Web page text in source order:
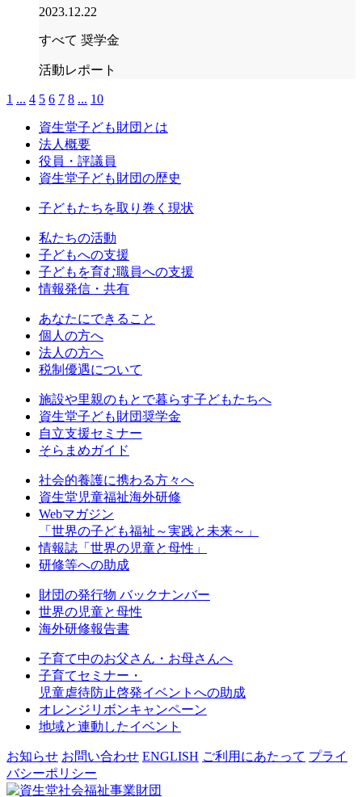
2023.12.22
すべて 奨学金
活動レポート
1 ... 4 5 6 7 8 ... 10
資生堂子ども財団とは
法人概要
役員・評議員
資生堂子ども財団の歴史
子どもたちを取り巻く現状
私たちの活動
⼦どもへの⽀援
子どもを育む職員への支援
情報発信・共有
あなたにできること
個人の方へ
法人の方へ
税制優遇について
施設や里親のもとで暮らす子どもたちへ
資生堂子ども財団奨学金
自立支援セミナー
そらまめガイド
社会的養護に携わる方々へ
資生堂児童福祉海外研修
Webマガジン
「世界の子ども福祉～実践と未来～」
情報誌「世界の児童と母性」
研修等への助成
財団の発行物 バックナンバー
世界の児童と母性
海外研修報告書
子育て中のお父さん・お母さんへ
子育てセミナー・
児童虐待防止啓発イベントへの助成
オレンジリボンキャンペーン
地域と連動したイベント
お知らせ お問い合わせ ENGLISH ご利用にあたって プライ
バシーポリシー